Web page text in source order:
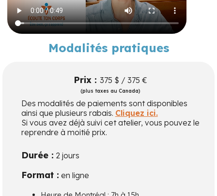
Modalités pratiques
Prix :375 $ / 375 €
(plus taxes au Canada)
Des modalités de paiements sont disponibles
ainsi que plusieurs rabais. Cliquez ici.
Si vous avez déjà suivi cet atelier, vous pouvez le
reprendre à moitié prix.
Durée : 2 jours
Format : en ligne